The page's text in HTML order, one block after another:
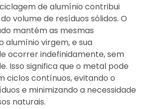
de alumínio contribui
volume de resíduos sólidos. O
mantém as mesmas
alumínio virgem, e sua
ocorrer indefinidamente, sem
Isso significa que o metal pode
ciclos contínuos, evitando o
e minimizando a necessidade
naturais.